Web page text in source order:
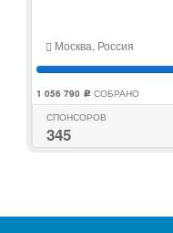
Москва, Россия
1 056 790 c СОБРАНО
СПОНСОРОВ
345